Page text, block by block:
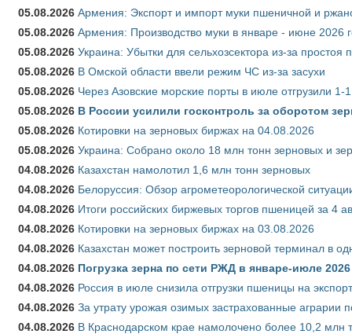
05.08.2026 Армения: Экспорт и импорт муки пшеничной и
05.08.2026 Армения: Производство муки в январе - июне 2026
05.08.2026 Украина: Убытки для сельхозсектора из-за простоя
05.08.2026 В Омской области ввели режим ЧС из-за засухи
05.08.2026 Через Азовские морские порты в июле отгрузили
05.08.2026 В России усилили госконтроль за оборотом
05.08.2026 Котировки на зерновых биржах на 04.08.2026
05.08.2026 Украина: Собрано около 18 млн тонн зерновых и
04.08.2026 Казахстан намолотил 1,6 млн тонн зерновых
04.08.2026 Белоруссия: Обзор агрометеорологической
04.08.2026 Итоги российских биржевых торгов пшеницей за 4
04.08.2026 Котировки на зерновых биржах на 03.08.2026
04.08.2026 Казахстан может построить зерновой терминал в
04.08.2026 Погрузка зерна по сети РЖД в январе-июле
04.08.2026 Россия в июле снизила отгрузки пшеницы на
04.08.2026 За утрату урожая озимых застрахованные аграрии
04.08.2026 В Краснодарском крае намолочено более 10,2 млн